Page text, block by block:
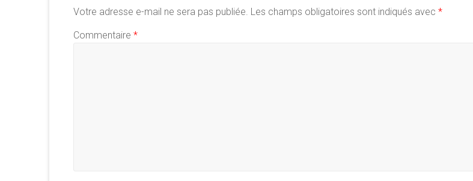
Votre adresse e-mail ne sera pas publiée. Les champs obligatoires sont indiqués avec *
Commentaire *